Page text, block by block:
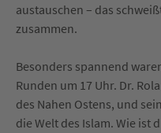
austauschen – das
zusammen.
Besonders spannend
Runden um 17 Uhr. Dr.
des Nahen Ostens, und
die Welt des Islam. Wie ist